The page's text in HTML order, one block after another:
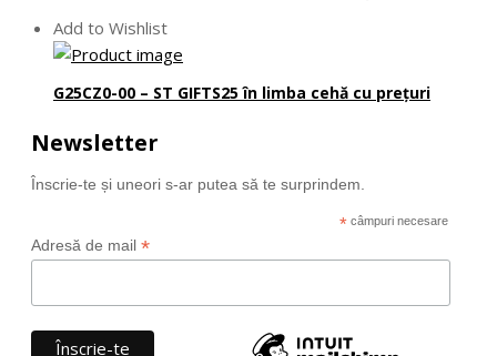
Add to Wishlist
G25CZ0-00 – ST GIFTS25 în limba cehă cu prețuri
Newsletter
Înscrie-te și uneori s-ar putea să te surprindem.
* câmpuri necesare
Adresă de mail *